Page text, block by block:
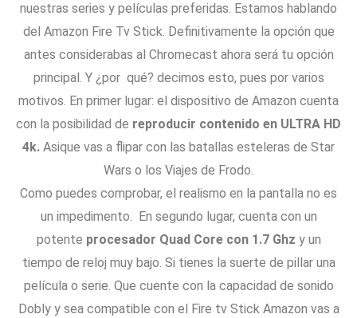
nuestras series y películas preferidas. Estamos hablando
del Amazon Fire Tv Stick. Definitivamente la opción que
antes considerabas al Chromecast ahora será tu opción
principal. Y ¿por qué? decimos esto, pues por varios
motivos. En primer lugar: el dispositivo de Amazon cuenta
con la posibilidad de reproducir contenido en ULTRA HD
4k. Asique vas a flipar con las batallas esteleras de Star
Wars o los Viajes de Frodo.
Como puedes comprobar, el realismo en la pantalla no es
un impedimento. En segundo lugar, cuenta con un
potente procesador Quad Core con 1.7 Ghz y un
tiempo de reloj muy bajo. Si tienes la suerte de pillar una
película o serie. Que cuente con la capacidad de sonido
Dobly y sea compatible con el Fire tv Stick Amazon vas a